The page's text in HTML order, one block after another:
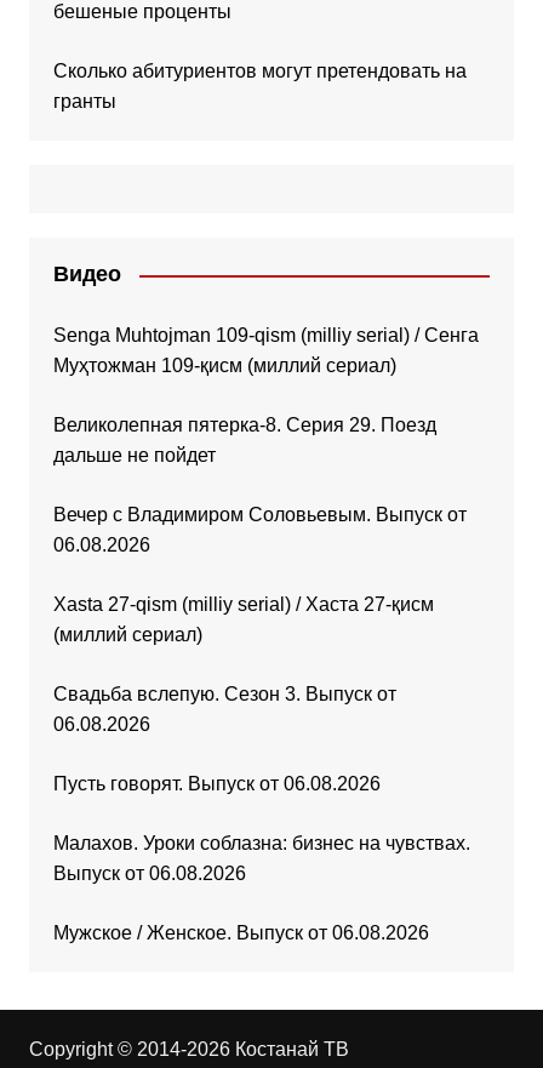
бешеные проценты
Сколько абитуриентов могут претендовать на
гранты
Видео
Senga Muhtojman 109-qism (milliy serial) / Сенга
Муҳтожман 109-қисм (миллий сериал)
Великолепная пятерка-8. Серия 29. Поезд
дальше не пойдет
Вечер с Владимиром Соловьевым. Выпуск от
06.08.2026
Xasta 27-qism (milliy serial) / Хаста 27-қисм
(миллий сериал)
Свадьба вслепую. Сезон 3. Выпуск от
06.08.2026
Пусть говорят. Выпуск от 06.08.2026
Малахов. Уроки соблазна: бизнес на чувствах.
Выпуск от 06.08.2026
Мужское / Женское. Выпуск от 06.08.2026
Copyright © 2014-2026 Костанай ТВ